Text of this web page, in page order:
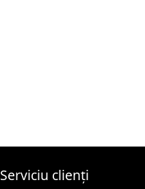
Serviciu clienți